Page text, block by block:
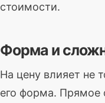
стоимости.
Форма и
На цену влияет не
его форма. Прямое